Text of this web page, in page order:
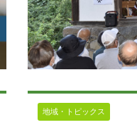
地域・トピックス